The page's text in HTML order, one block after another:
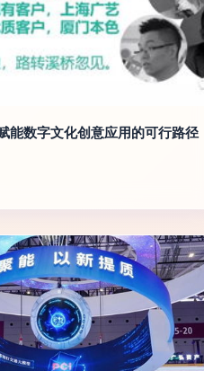
能数字文化创意应用的可行路径